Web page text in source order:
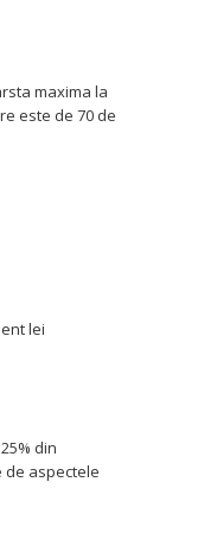
maxima la
este de 70 de
lei
din
de aspectele